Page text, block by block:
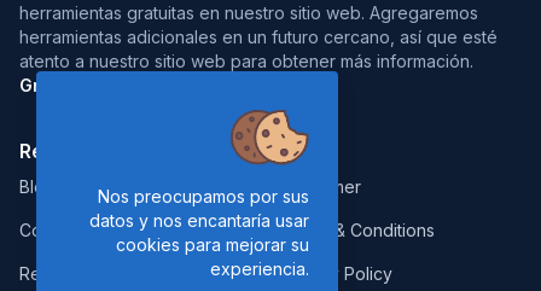
herramientas gratuitas en nuestro sitio web. Agregaremos
herramientas adicionales en un futuro cercano, así que esté
atento a nuestro sitio web para obtener más información.
Gracias por su visita :)
Resources:
Blog
Contact
Report Error
Legal:
Disclaimer
Terms & Conditions
Privacy Policy
Nos preocupamos por sus
datos y nos encantaría usar
cookies para mejorar su
experiencia.